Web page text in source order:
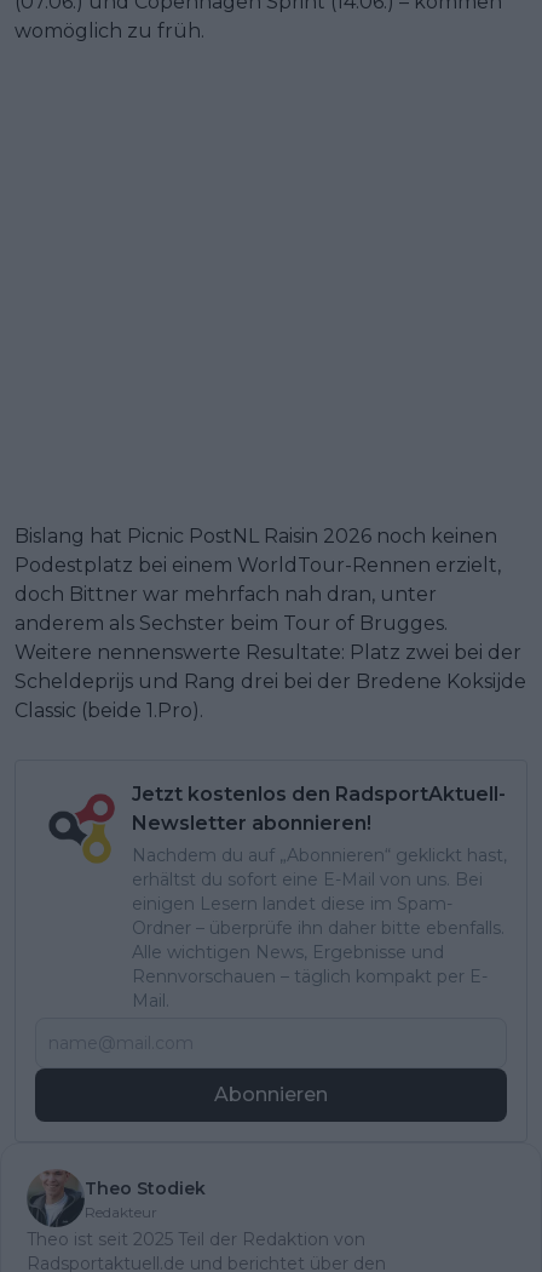
womöglich zu früh.
Bislang hat Picnic PostNL Raisin 2026 noch keinen
Podestplatz bei einem WorldTour-Rennen erzielt,
doch Bittner war mehrfach nah dran, unter
anderem als Sechster beim Tour of Brugges.
Weitere nennenswerte Resultate: Platz zwei bei der
Scheldeprijs und Rang drei bei der Bredene Koksijde
Classic (beide 1.Pro).
Jetzt kostenlos den RadsportAktuell-
Newsletter abonnieren!
Nachdem du auf „Abonnieren“ geklickt hast,
erhältst du sofort eine E-Mail von uns. Bei
einigen Lesern landet diese im Spam-
Ordner – überprüfe ihn daher bitte ebenfalls.
Alle wichtigen News, Ergebnisse und
Rennvorschauen – täglich kompakt per E-
Mail.
Abonnieren
Theo Stodiek
Redakteur
Theo ist seit 2025 Teil der Redaktion von
Radsportaktuell.de und berichtet über den